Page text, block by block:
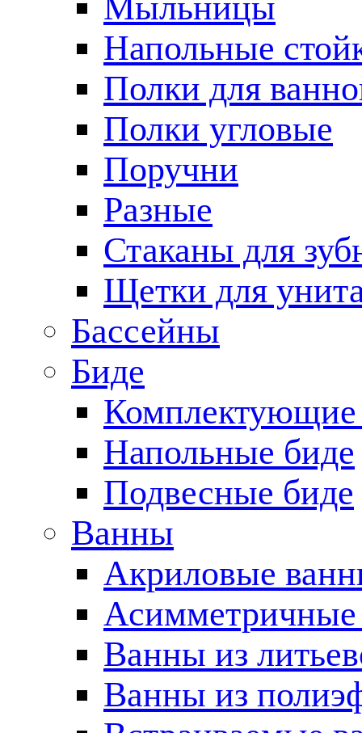
Напольные
Полки для
Полки угловые
Поручни
Разные
Стаканы для
Щетки для
Бассейны
Биде
Комплектующие
Напольные биде
Подвесные биде
Ванны
Акриловые
Ванны из
Ванны из